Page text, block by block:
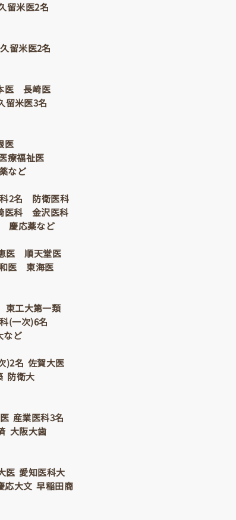
米医2名
留米医2名
医 長崎医
留米医3名
医
療福祉医
など
2名 防衛医科
医科 金沢医科
慶応薬など
医 順天堂医
医 東海医
工大第一類
(一次)6名
ど
)2名 佐賀大医
防衛大
産業医科3名
大阪大歯
医 愛知医科大
応大文 早稲田商